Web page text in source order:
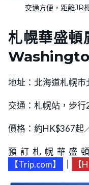
交通方便，距離JR
札幌華盛
地址：北海道札幌
交通：札幌站，步行
價格：約HK$367起
預訂札幌華盛
【Trip.com】
【